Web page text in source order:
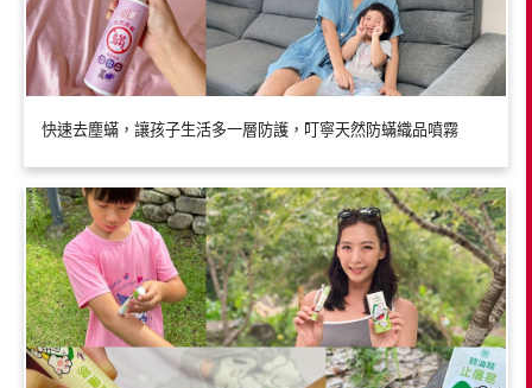
快速去塵蟎，讓孩子生活多一層防護，叮寧天然防蟎織品噴霧